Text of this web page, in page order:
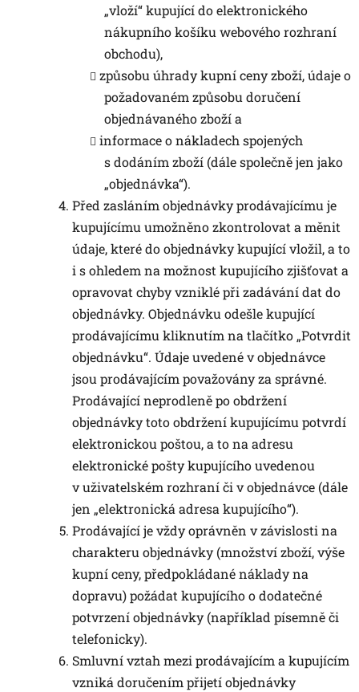
„vloží“ kupující do elektronického
nákupního košíku webového rozhraní
obchodu),
způsobu úhrady kupní ceny zboží, údaje o
požadovaném způsobu doručení
objednávaného zboží a
informace o nákladech spojených
s dodáním zboží (dále společně jen jako
„objednávka“).
Před zasláním objednávky prodávajícímu je
kupujícímu umožněno zkontrolovat a měnit
údaje, které do objednávky kupující vložil, a to
i s ohledem na možnost kupujícího zjišťovat a
opravovat chyby vzniklé při zadávání dat do
objednávky. Objednávku odešle kupující
prodávajícímu kliknutím na tlačítko „Potvrdit
objednávku“. Údaje uvedené v objednávce
jsou prodávajícím považovány za správné.
Prodávající neprodleně po obdržení
objednávky toto obdržení kupujícímu potvrdí
elektronickou poštou, a to na adresu
elektronické pošty kupujícího uvedenou
v uživatelském rozhraní či v objednávce (dále
jen „elektronická adresa kupujícího“).
Prodávající je vždy oprávněn v závislosti na
charakteru objednávky (množství zboží, výše
kupní ceny, předpokládané náklady na
dopravu) požádat kupujícího o dodatečné
potvrzení objednávky (například písemně či
telefonicky).
Smluvní vztah mezi prodávajícím a kupujícím
vzniká doručením přijetí objednávky